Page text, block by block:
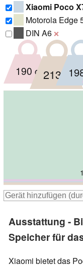
Xiaomi Poco
Motorola Edge
DIN A6 ❌
190 g 213 g
Ausstattung -
Speicher für
Xiaomi bietet das